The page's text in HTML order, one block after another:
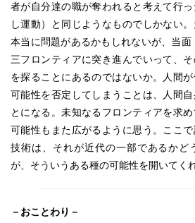
者が自分達の職が奪われると考えて行
し運動）と同じようなものでしかない
本当に問題があるかもしれないが、当
三フロンティアに突き進んでいって、
を探ることにあるのではないか。人間
可能性を否定してしまうことは、人間
とになる。未知なるフロンティアを求
可能性もまた広がるように思う。ここ
技術は、それが近代の一部であるかど
が、そういうある種の可能性を開いてく
－おことわり－